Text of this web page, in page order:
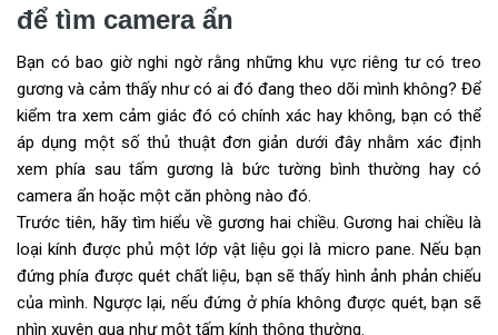
để tìm camera ẩn
Bạn có bao giờ nghi ngờ rằng những khu vực riêng tư có treo
gương và cảm thấy như có ai đó đang theo dõi mình không? Để
kiểm tra xem cảm giác đó có chính xác hay không, bạn có thể
áp dụng một số thủ thuật đơn giản dưới đây nhằm xác định
xem phía sau tấm gương là bức tường bình thường hay có
camera ẩn hoặc một căn phòng nào đó.
Trước tiên, hãy tìm hiểu về gương hai chiều. Gương hai chiều là
loại kính được phủ một lớp vật liệu gọi là micro pane. Nếu bạn
đứng phía được quét chất liệu, bạn sẽ thấy hình ảnh phản chiếu
của mình. Ngược lại, nếu đứng ở phía không được quét, bạn sẽ
nhìn xuyên qua như một tấm kính thông thường.